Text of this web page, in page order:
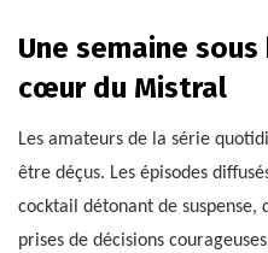
Une semaine
cœur du Mistral
Les amateurs de la série
être déçus. Les épisodes
cocktail détonant de suspense,
prises de décisions